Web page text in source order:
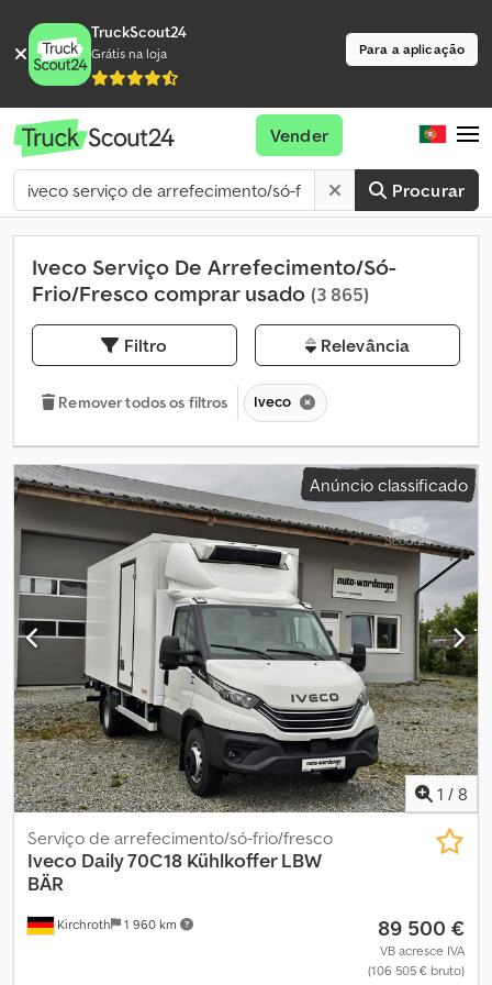
TruckScout24
Grátis na loja Para a aplicação
Procurar
Vender
Iveco Serviço De Arrefecimento/Só-
Frio/Fresco comprar usado (3 865)
Filtro Relevância
Remover todos os filtros Iveco
Anúncio classificado
1 / 8
Kirchroth 1 960 km
Serviço de arrefecimento/só-frio/fresco
Iveco Daily 70C18 Kühlkoffer LBW
BÄR
89 500 €
VB acresce IVA
(106 505 € bruto)